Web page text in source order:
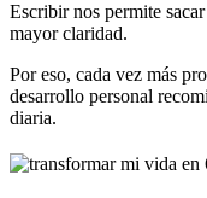
Escribir nos permite
mayor claridad.
Por eso, cada vez más
desarrollo personal
diaria.